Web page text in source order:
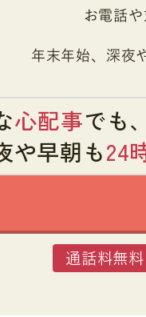
お電話
年末年始、深夜
心配事でも、
や早朝も24
通話料無料